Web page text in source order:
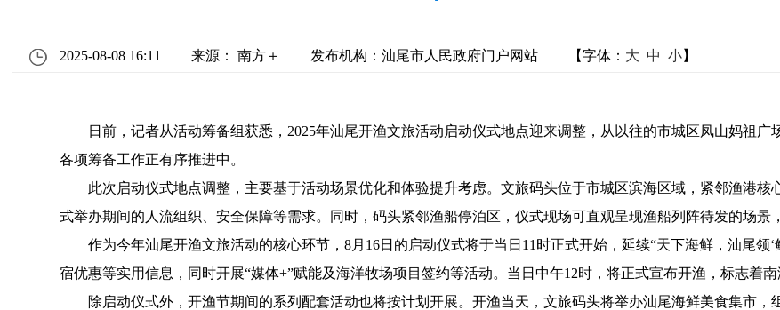
2025-08-08 16:11 来源： 南方＋ 发布机构：汕尾市人民政府门户网站 【字体： 大 中 小】
日前，记者从活动筹备组获悉，2025年汕尾开渔文旅活动启动仪式地点迎来调整，从以往的市城区凤山妈祖广
各项筹备工作正有序推进中。
此次启动仪式地点调整，主要基于活动场景优化和体验提升考虑。文旅码头位于市城区滨海区域，紧邻渔港核
式举办期间的人流组织、安全保障等需求。同时，码头紧邻渔船停泊区，仪式现场可直观呈现渔船列阵待发的场景
作为今年汕尾开渔文旅活动的核心环节，8月16日的启动仪式将于当日11时正式开始，延续“天下海鲜，汕尾领‘
宿优惠等实用信息，同时开展“媒体+”赋能及海洋牧场项目签约等活动。当日中午12时，将正式宣布开渔，标志着
除启动仪式外，开渔节期间的系列配套活动也将按计划开展。开渔当天，文旅码头将举办汕尾海鲜美食集市，